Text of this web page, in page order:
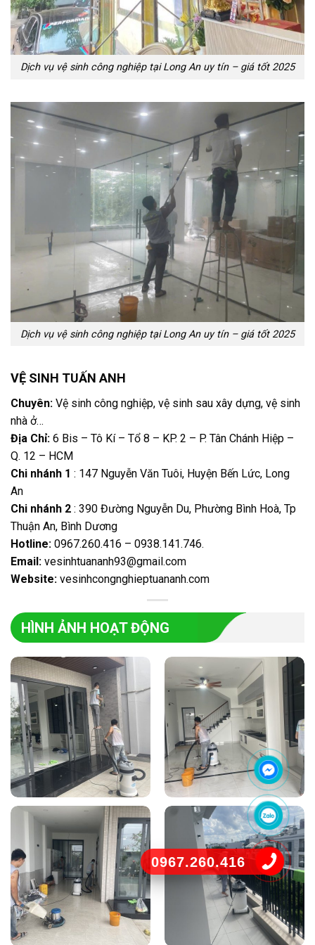
0967.260.416
Dịch vụ vệ sinh công nghiệp tại Long An uy tín – giá tốt 2025
Dịch vụ vệ sinh công nghiệp tại Long An uy tín – giá tốt 2025
VỆ SINH TUẤN ANH
Chuyên: Vệ sinh công nghiệp, vệ sinh sau xây dựng, vệ sinh
nhà ở…
Địa Chỉ: 6 Bis – Tô Kí – Tổ 8 – KP. 2 – P. Tân Chánh Hiệp –
Q. 12 – HCM
Chi nhánh 1 : 147 Nguyễn Văn Tuôi, Huyện Bến Lức, Long
An
Chi nhánh 2 : 390 Đường Nguyễn Du, Phường Bình Hoà, Tp
Thuận An, Bình Dương
Hotline: 0967.260.416 – 0938.141.746.
Email: vesinhtuananh93@gmail.com
Website: vesinhcongnghieptuananh.com
HÌNH ẢNH HOẠT ĐỘNG